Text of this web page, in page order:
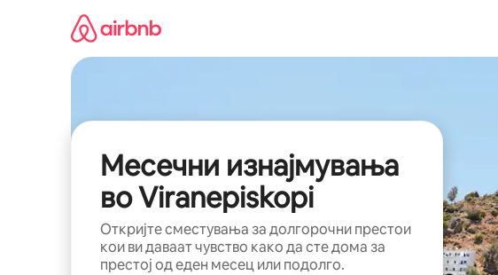
Месечни изнајмувања
во Viranepiskopi
Откријте сместувања за долгорочни престои
кои ви даваат чувство како да сте дома за
престој од еден месец или подолго.